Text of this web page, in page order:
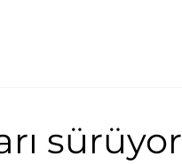
sürüyor